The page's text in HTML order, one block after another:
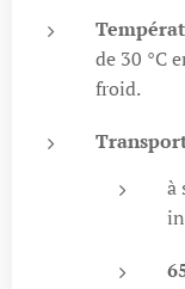
de 30 °C
froid.
à